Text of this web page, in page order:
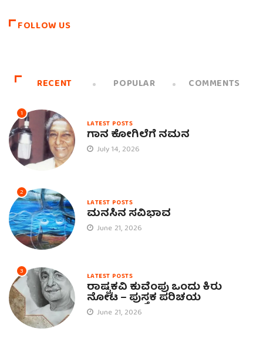
FOLLOW US
RECENT POPULAR COMMENTS
1
LATEST POSTS
ಗಾನ ಕೋಗಿಲೆಗೆ ನಮನ
July 14, 2026
2
LATEST POSTS
ಮನಸಿನ ಸವಿಭಾವ
June 21, 2026
3 LATEST POSTS
ರಾಷ್ಟ್ರಕವಿ ಕುವೆಂಪು ಒಂದು ಕಿರು
ನೋಟ – ಪುಸ್ತಕ ಪರಿಚಯ
June 21, 2026